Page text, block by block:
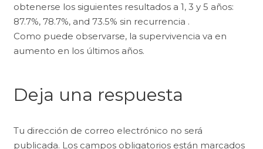
obtenerse los siguientes resultados a 1, 3 y 5 años:
87.7%, 78.7%, and 73.5% sin recurrencia .
Como puede observarse, la supervivencia va en
aumento en los últimos años.
Deja una respuesta
Tu dirección de correo electrónico no será
publicada. Los campos obligatorios están marcados